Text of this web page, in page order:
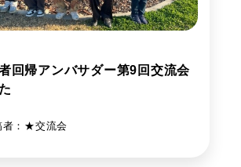
回帰アンバサダー第9回交流会
者：★交流会